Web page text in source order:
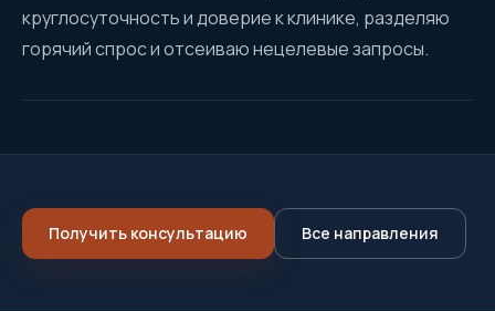
круглосуточность и доверие к клинике, разделяю
горячий спрос и отсеиваю нецелевые запросы.
Получить консультацию Все направления